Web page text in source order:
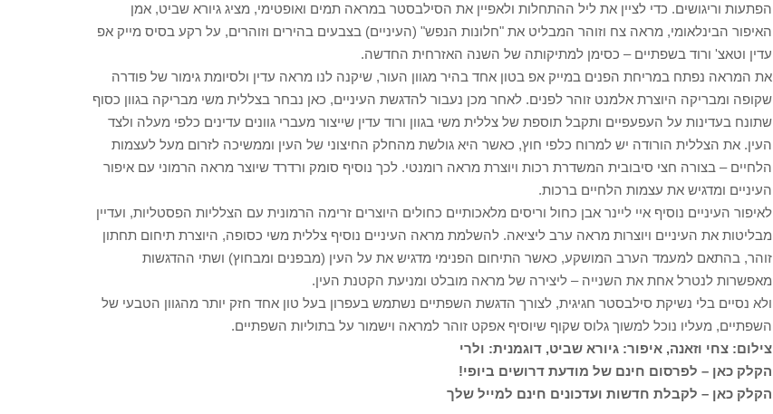
הפתעות וריגושים. כדי לציין את ליל ההתחלות ולאפיין את הסילבסטר במראה תמים ואופטימי, מציג גיורא שביט, אמן
האיפור הבינלאומי, מראה צח וזוהר המבליט את "חלונות הנפש" (העיניים) בצבעים בהירים וזוהרים, על רקע בסיס מייק אפ
עדין וטאצ' ורוד בשפתיים – כסימן למתיקותה של השנה האזרחית החדשה.
את המראה נפתח במריחת הפנים במייק אפ בטון אחד בהיר מגוון העור, שיקנה לנו מראה עדין ולסיומת גימור של פודרה
שקופה ומבריקה היוצרת אלמנט זוהר לפנים. לאחר מכן נעבור להדגשת העיניים, כאן נבחר בצללית משי מבריקה בגוון כסוף
שתונח בעדינות על העפעפיים ותקבל תוספת של צללית משי בגוון ורוד עדין שייצור מעברי גוונים עדינים כלפי מעלה ולצד
העין. את הצללית הורודה יש למרוח כלפי חוץ, כאשר היא גולשת מהחלק החיצוני של העין וממשיכה לזרום מעל לעצמות
הלחיים – בצורה חצי סיבובית המשדרת רכות ויוצרת מראה רומנטי. לכך נוסיף סומק ורדרד שיוצר מראה הרמוני עם איפור
העיניים ומדגיש את עצמות הלחיים ברכות.
לאיפור העיניים נוסיף איי ליינר אבן כחול וריסים מלאכותיים כחולים היוצרים זרימה הרמונית עם הצלליות הפסטליות, ועדיין
מבליטות את העיניים ויוצרות מראה ערב ליציאה. להשלמת מראה העיניים נוסיף צללית משי כסופה, היוצרת תיחום תחתון
זוהר, בהתאם למעמד הערב המושקע, כאשר התיחום הפנימי מדגיש את על העין (מבפנים ומבחוץ) ושתי ההדגשות
מאפשרות לנטרל אחת את השנייה – ליצירה של מראה מובלט ומניעת הקטנת העין.
ולא נסיים בלי נשיקת סילבסטר חגיגית, לצורך הדגשת השפתיים נשתמש בעפרון בעל טון אחד חזק יותר מהגוון הטבעי של
השפתיים, מעליו נוכל למשוך גלוס שקוף שיוסיף אפקט זוהר למראה וישמור על בתוליות השפתיים.
צילום: צחי וזאנה, איפור: גיורא שביט, דוגמנית: ולרי
הקלק כאן – לפרסום חינם של מודעת דרושים ביופי!
הקלק כאן – לקבלת חדשות ועדכונים חינם למייל שלך